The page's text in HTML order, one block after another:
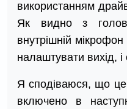
використанням
Як видно з
внутрішній
налаштувати вихід,
Я сподіваюся, що
включено в